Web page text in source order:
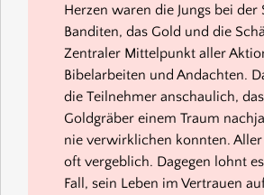
Herzen waren die Jungs bei der
Banditen, das Gold und die
Zentraler Mittelpunkt aller
Bibelarbeiten und Andachten.
die Teilnehmer anschaulich,
Goldgräber einem Traum
nie verwirklichen konnten. Aller
oft vergeblich. Dagegen lohnt
Fall, sein Leben im Vertrauen